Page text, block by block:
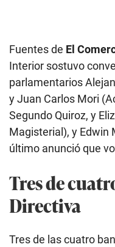
Fuentes de El
Interior sostuvo
parlamentarios
y Juan Carlos Mori
Segundo Quiroz, y
Magisterial), y Edwin
último anunció que
Tres de
Directiva
Tres de las cuatro